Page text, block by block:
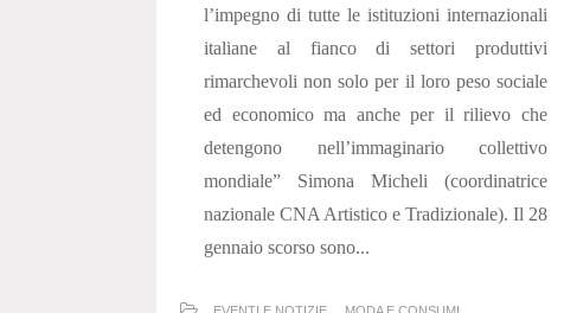
l’impegno di tutte le istituzioni internazionali
italiane al fianco di settori produttivi
rimarchevoli non solo per il loro peso sociale
ed economico ma anche per il rilievo che
detengono nell’immaginario collettivo
mondiale” Simona Micheli (coordinatrice
nazionale CNA Artistico e Tradizionale). Il 28
gennaio scorso sono...